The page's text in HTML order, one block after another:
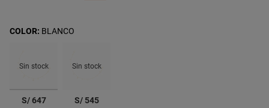
Sin stock
seleccionado
S/ 647
Sin stock
S/ 545
COLOR: BLANCO